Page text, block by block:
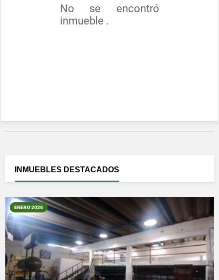
No se encontró
inmueble .
INMUEBLES DESTACADOS
ENERO 2026
VER DETALLES